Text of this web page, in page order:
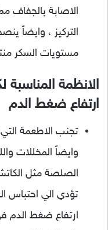
الاصابة بالجفاف
التركيز ، وايضاً
مستويات السكر
الانظمة المناسبة
ارتفاع ضغط الدم
تجنب الاطعمة
وايضاً المخللات
الصلصة مثل
تؤدي الي احتباس
ارتفاع ضغط الدم